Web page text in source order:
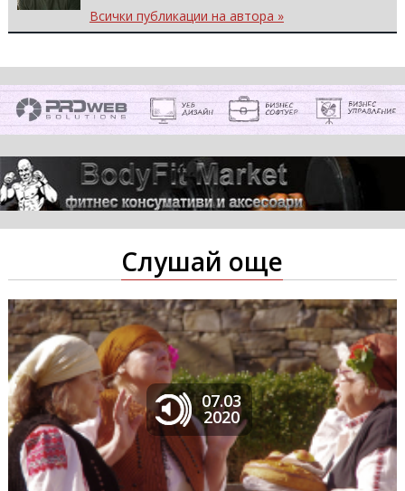
Всички публикации на автора »
Слушай още
07.03
2020